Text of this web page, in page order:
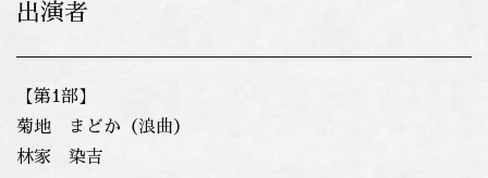
出演者
【第1部】
菊地 まどか（浪曲）
林家 染吉